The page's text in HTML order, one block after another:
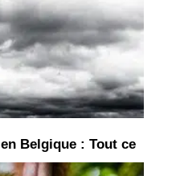
Belgique : Tout ce